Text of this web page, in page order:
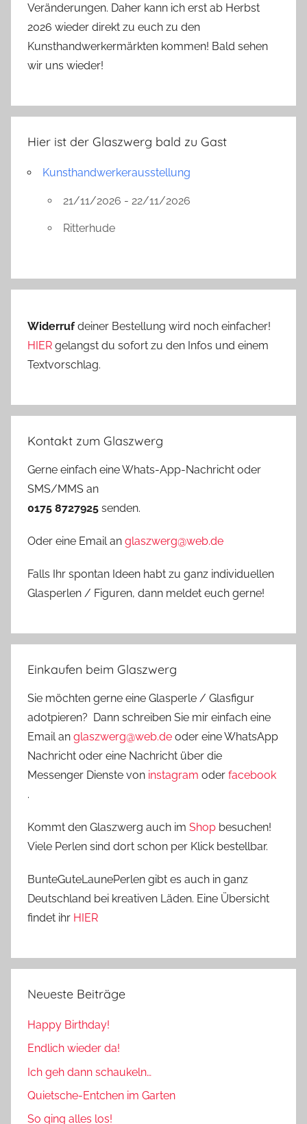
Veränderungen. Daher kann ich erst ab Herbst
2026 wieder direkt zu euch zu den
Kunsthandwerkermärkten kommen! Bald sehen
wir uns wieder!
Hier ist der Glaszwerg bald zu Gast
Kunsthandwerkerausstellung
21/11/2026 - 22/11/2026
Ritterhude
Widerrufdeiner Bestellung wird noch einfacher!
HIER gelangst du sofort zu den Infos und einem
Textvorschlag.
Kontakt zum Glaszwerg
Gerne einfach eine Whats-App-Nachricht oder
SMS/MMS an
0175 8727925 senden.
Oder eine Email an glaszwerg@web.de
Falls Ihr spontan Ideen habt zu ganz individuellen
Glasperlen / Figuren, dann meldet euch gerne!
Einkaufen beim Glaszwerg
Sie möchten gerne eine Glasperle / Glasfigur
adotpieren? Dann schreiben Sie mir einfach eine
Email an glaszwerg@web.de oder eine WhatsApp
Nachricht oder eine Nachricht über die
Messenger Dienste von instagram oder facebook
.
Kommt den Glaszwerg auch im Shop besuchen!
Viele Perlen sind dort schon per Klick bestellbar.
BunteGuteLaunePerlen gibt es auch in ganz
Deutschland bei kreativen Läden. Eine Übersicht
findet ihr HIER
Neueste Beiträge
Happy Birthday!
Endlich wieder da!
Ich geh dann schaukeln…
Quietsche-Entchen im Garten
So ging alles los!